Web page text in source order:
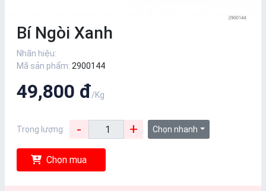
Bí Ngòi Xanh
Nhãn hiệu:
Mã sản phẩm: 2900144
49,800 đ/Kg
Trọng lượng: - + Chọn nhanh
Chọn mua